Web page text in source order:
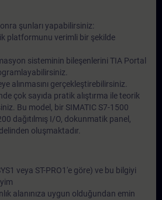
şunları yapabilirsiniz:
platformunu verimli bir şekilde
sisteminin bileşenlerini TIA Portal
alınmasını gerçekleştirebilirsiniz.
çok sayıda pratik alıştırma ile teorik
Bu model, bir SIMATIC S7-1500
dağıtılmış I/O, dokunmatik panel,
oluşmaktadır.
veya ST-PRO1'e göre) ve bu bilgiyi
alanınıza uygun olduğundan emin